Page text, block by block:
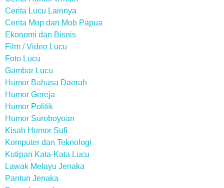
Cerita Lucu Lainnya
Cerita Mop dan Mob Papua
Ekonomi dan Bisnis
Film / Video Lucu
Foto Lucu
Gambar Lucu
Humor Bahasa Daerah
Humor Gereja
Humor Politik
Humor Suroboyoan
Kisah Humor Sufi
Komputer dan Teknologi
Kutipan Kata-Kata Lucu
Lawak Melayu Jenaka
Pantun Jenaka